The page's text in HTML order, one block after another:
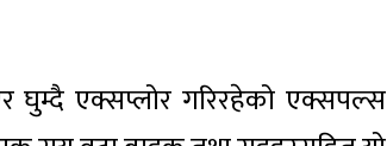
घुम्दै एक्सप्लोर गरिरहेको एक्सपल्स